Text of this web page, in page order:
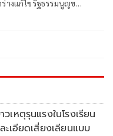
งแก้ไขรัฐธรรมนูญของ
เหตุรุนแรงในโรงเรียน
ะเอียดเสี่ยงเลียนแบบ